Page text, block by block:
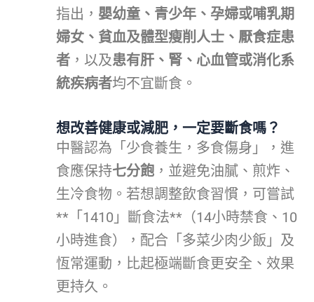
指出， 嬰幼童、青少年、孕婦或哺乳期
婦女、貧血及體型瘦削人士、厭食症患
者 ，以及患有肝、腎、心血管或消化系
統疾病者均不宜斷食。
想改善健康或減肥，一定要斷食嗎？
中醫認為「少食養生，多食傷身」，進
食應保持七分飽 ，並避免油膩、煎炸、
生冷食物。若想調整飲食習慣，可嘗試
**「1410」斷食法**（14小時禁食、10
小時進食），配合「多菜少肉少飯」及
恆常運動，比起極端斷食更安全、效果
更持久。